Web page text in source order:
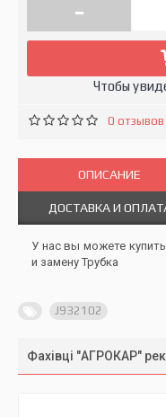
-
Чтобы
0 отзывов
ОПИСАНИЕ
ДОСТАВКА И
У нас вы можете
и замену Трубка
J932102
Фахівці "АГРОКАР"